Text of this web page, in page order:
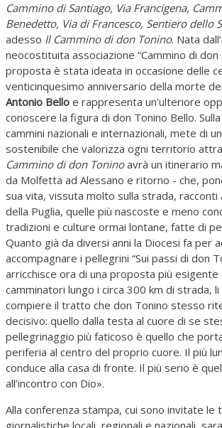
Cammino di Santiago, Via Francigena,
Benedetto, Via di Francesco, Sentiero dello
adesso Il Cammino di don Tonino. Nata
neocostituita associazione “Cammino di don
proposta è stata ideata in occasione delle
venticinquesimo anniversario della morte del
Antonio Bello e rappresenta un'ulteriore
conoscere la figura di don Tonino Bello.
cammini nazionali e internazionali, mete di
sostenibile che valorizza ogni territorio
Cammino di don Toninoavrà un itinerario
da Molfetta ad Alessano e ritorno - che,
sua vita, vissuta molto sulla strada, racconti
della Puglia, quelle più nascoste e meno
tradizioni e culture ormai lontane, fatte di
Quanto già da diversi anni la Diocesi fa per
accompagnare i pellegrini “Sui passi di don
arricchisce ora di una proposta più esigente
camminatori lungo i circa 300 km di strada,
compiere il tratto che don Tonino stesso
decisivo: quello dalla testa al cuore di se
pellegrinaggio più faticoso è quello che
periferia al centro del proprio cuore. Il più
conduce alla casa di fronte. Il più serio è
all’incontro con Dio».
Alla conferenza stampa, cui sono invitate le